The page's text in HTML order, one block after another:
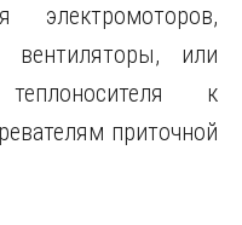
электромоторов,
или
к
приточной